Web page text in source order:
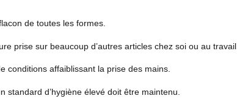
de toutes les formes.
prise sur beaucoup d’autres articles chez soi ou au travail.
conditions affaiblissant la prise des mains.
standard d’hygiène élevé doit être maintenu.